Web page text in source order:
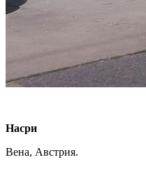
Насри
Вена, Австрия.